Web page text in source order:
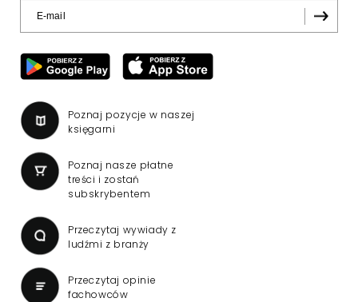
Poznaj pozycje w naszej
księgarni
Poznaj nasze płatne
treści i zostań
subskrybentem
Przeczytaj wywiady z
ludźmi z branży
Przeczytaj opinie
fachowców